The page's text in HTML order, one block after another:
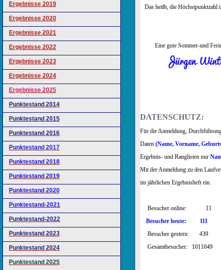
Ergebnisse 2019
Ergebnisse 2020
Ergebnisse 2021
Ergebnisse 2022
Ergebnisse 2023
Ergebnisse 2024
Ergebnisse 2025
Punktestand 2014
Punktestand 2015
Punktestand 2016
Punktestand 2017
Punktestand 2018
Punktestand 2019
Punktestand 2020
Punktestand-2021
Punktestand-2022
Punktestand 2023
Punktestand 2024
Punktestand 2025
Das heißt, die Höchstpunktzahl
Eine gute Sommer-und
Jürgen
DATENSCHUTZ:
Für die Anmeldung,
Daten (Name, Vorname,
Ergebnis- und Ranglisten nur
Mit der Anmeldung zu den
im jährlichen
Besucher heute: 111
Besucher gestern: 439
Gesamtbesucher: